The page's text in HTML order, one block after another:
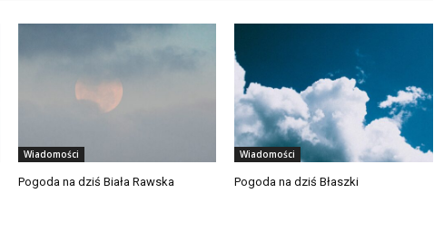
Wiadomości
Pogoda na dziś Biała Rawska
Wiadomości
Pogoda na dziś Błaszki